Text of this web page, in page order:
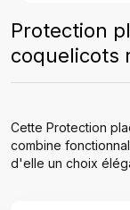
Protection
coquelicots
Cette Protection
combine
d'elle un choix